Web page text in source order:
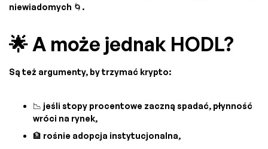
niewiadomych 🌀.
🌟 A może jednak HODL?
Są też argumenty, by trzymać krypto:
📉 jeśli stopy procentowe zaczną spadać, płynność
wróci na rynek,
🏦 rośnie adopcja instytucjonalna,